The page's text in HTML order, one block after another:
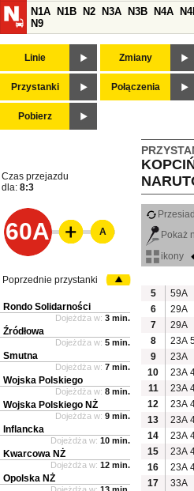
N1A
N1B N2 N3A N3B N4A
N9
Linie Zmiany
Przystanki Połączenia
Pobierz
Czas przejazdu
dla: 8:3
60A
Pokaż
ikony
5
59A
6
29A
7
29A
8
23A
9
23A
10
23A
11
23A
12
23A
13
23A
14
23A
15
23A
16
23A
17
33A
A
Poprzednie przystanki
Rondo Solidarności
Dojeżdża w: 3 min.
Źródłowa
Dojeżdża w: 5 min.
Smutna
Dojeżdża w: 7 min.
Wojska Polskiego
Dojeżdża w: 8 min.
Wojska Polskiego NŻ
Dojeżdża w: 9 min.
Inflancka
Dojeżdża w: 10 min.
Kwarcowa NŻ
Dojeżdża w: 12 min.
Opolska NŻ